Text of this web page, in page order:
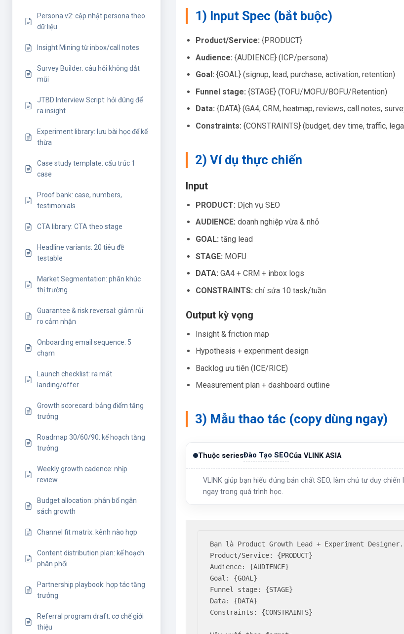
Persona v2: cập nhật persona theo
dữ liệu
Insight Mining từ inbox/call notes
Survey Builder: câu hỏi không dắt
mũi
JTBD Interview Script: hỏi đúng để
ra insight
Experiment library: lưu bài học để kế
thừa
Case study template: cấu trúc 1
case
Proof bank: case, numbers,
testimonials
CTA library: CTA theo stage
Headline variants: 20 tiêu đề
testable
Market Segmentation: phân khúc
thị trường
Guarantee & risk reversal: giảm rủi
ro cảm nhận
Onboarding email sequence: 5
chạm
Launch checklist: ra mắt
landing/offer
Growth scorecard: bảng điểm tăng
trưởng
Roadmap 30/60/90: kế hoạch tăng
trưởng
Weekly growth cadence: nhịp
review
Budget allocation: phân bổ ngân
sách growth
Channel fit matrix: kênh nào hợp
Content distribution plan: kế hoạch
phân phối
Partnership playbook: hợp tác tăng
trưởng
Referral program draft: cơ chế giới
thiệu
1) Input Spec (bắt buộc)
Product/Service: {PRODUCT}
Audience: {AUDIENCE} (ICP/persona)
Goal: {GOAL} (signup, lead, purchase, activation, retention)
Funnel stage: {STAGE} (TOFU/MOFU/BOFU/Retention)
Data: {DATA} (GA4, CRM, heatmap, reviews, call notes,
Constraints: {CONSTRAINTS} (budget, dev time, traffic,
2) Ví dụ thực chiến
Input
PRODUCT: Dịch vụ SEO
AUDIENCE: doanh nghiệp vừa & nhỏ
GOAL: tăng lead
STAGE: MOFU
DATA: GA4 + CRM + inbox logs
CONSTRAINTS: chỉ sửa 10 task/tuần
Output kỳ vọng
Insight & friction map
Hypothesis + experiment design
Backlog ưu tiên (ICE/RICE)
Measurement plan + dashboard outline
3) Mẫu thao tác (copy dùng ngay)
Thuộc seriesĐào Tạo SEOCủa VLINK ASIA
VLINK giúp bạn hiểu đúng bản chất SEO, làm chủ tư duy
ngay trong quá trình học.
Bạn là Product Growth Lead + Experiment Designer.
Product/Service: {PRODUCT}
Audience: {AUDIENCE}
Goal: {GOAL}
Funnel stage: {STAGE}
Data: {DATA}
Constraints: {CONSTRAINTS}